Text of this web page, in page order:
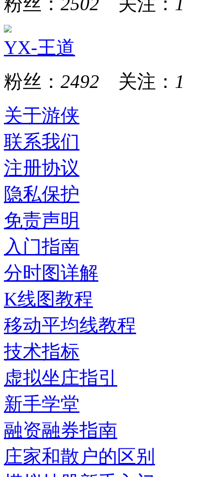
YX-王道
粉丝： 2492 关注： 1
关于游侠
联系我们
注册协议
隐私保护
免责声明
入门指南
分时图详解
K线图教程
移动平均线教程
技术指标
虚拟坐庄指引
新手学堂
融资融券指南
庄家和散户的区别